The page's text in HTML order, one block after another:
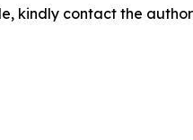
kindly contact the